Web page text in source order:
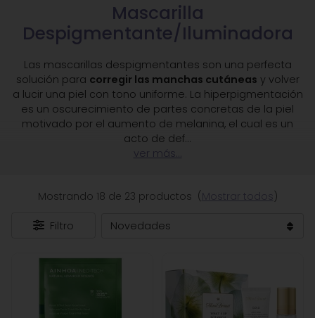
Mascarilla
Despigmentante/Iluminadora
Las mascarillas despigmentantes son una perfecta
solución para corregir las manchas cutáneas y volver
a lucir una piel con tono uniforme. La hiperpigmentación
es un oscurecimiento de partes concretas de la piel
motivado por el aumento de melanina, el cual es un
acto de def...
ver más...
Mostrando 18 de 23 productos (Mostrar todos )
Filtro